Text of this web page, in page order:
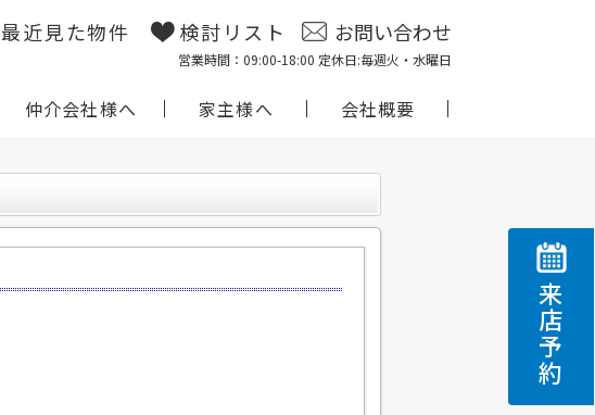
最近見た物件 検討リスト お問い合わせ
営業時間：09:00-18:00 定休日:毎週火・水曜日
仲介会社様へ 家主様へ 会社概要
来店予約